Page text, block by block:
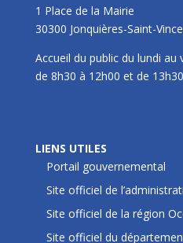
1 Place de la Mairie
30300 Jonquières-Saint-
Accueil du public du lundi au
de 8h30 à 12h00 et de
LIENS UTILES
Portail gouvernemental
Site officiel de
Site officiel de la région
Site officiel du